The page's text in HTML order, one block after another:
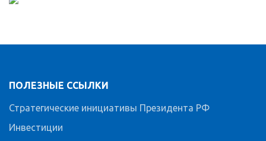
ПОЛЕЗНЫЕ ССЫЛКИ
Стратегические инициативы Президента РФ
Инвестиции